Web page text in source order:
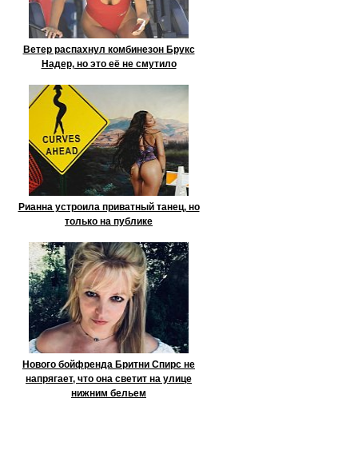
Ветер распахнул комбинезон Брукс
Надер, но это её не смутило
Рианна устроила приватный танец, но
только на публике
Нового бойфренда Бритни Спирс не
напрягает, что она светит на улице
нижним бельем